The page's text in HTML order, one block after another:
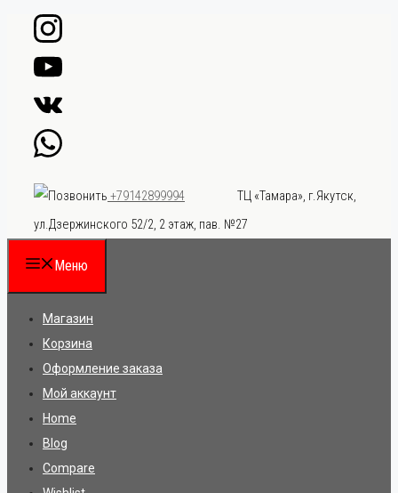
Перейти
содержимому
+79142899994
ТЦ «Тамара», г.Якутск,
ул.Дзержинского 52/2, 2 этаж, пав. №27
Меню
Магазин
Корзина
Оформление заказа
Мой аккаунт
Home
Blog
Compare